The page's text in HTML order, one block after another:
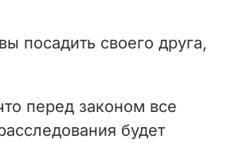
посадить своего друга,
перед законом все
будет